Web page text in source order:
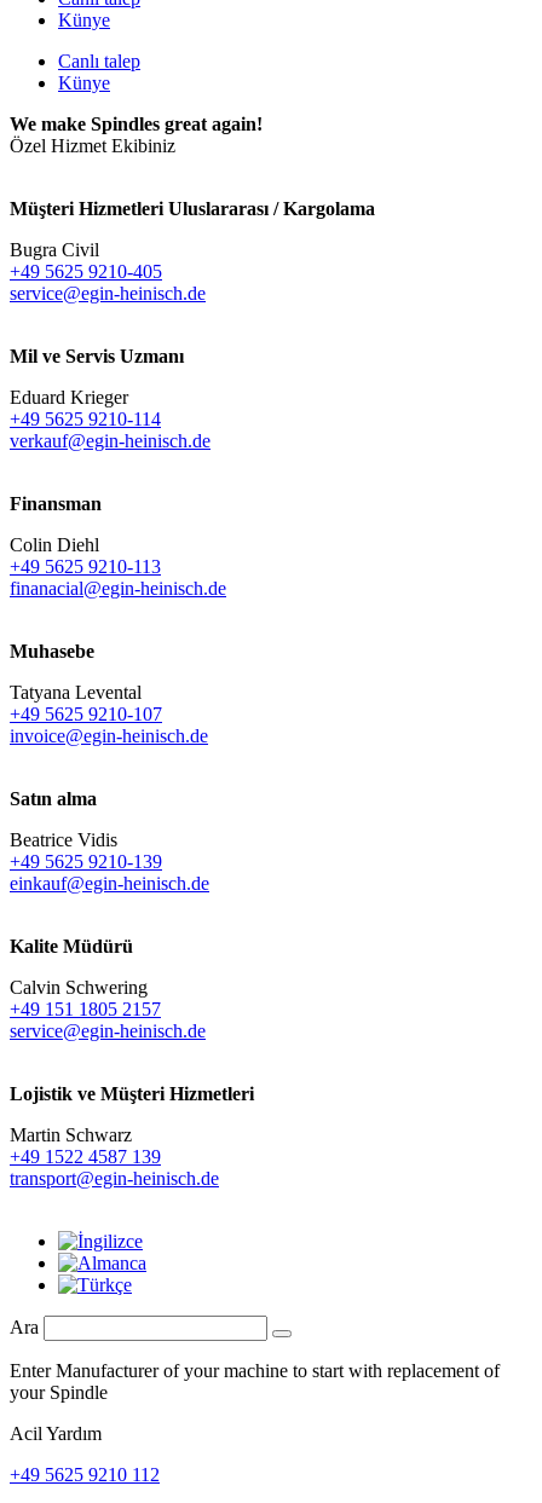
Künye
Canlı talep
Künye
We make Spindles great again!
Özel Hizmet Ekibiniz
Müşteri Hizmetleri Uluslararası / Kargolama
Bugra Civil
+49 5625 9210-405
service@egin-heinisch.de
Mil ve Servis Uzmanı
Eduard Krieger
+49 5625 9210-114
verkauf@egin-heinisch.de
Finansman
Colin Diehl
+49 5625 9210-113
finanacial@egin-heinisch.de
Muhasebe
Tatyana Levental
+49 5625 9210-107
invoice@egin-heinisch.de
Satın alma
Beatrice Vidis
+49 5625 9210-139
einkauf@egin-heinisch.de
Kalite Müdürü
Calvin Schwering
+49 151 1805 2157
service@egin-heinisch.de
Lojistik ve Müşteri Hizmetleri
Martin Schwarz
+49 1522 4587 139
transport@egin-heinisch.de
Ara
Enter Manufacturer of your machine to start with replacement of
your Spindle
Acil Yardım
+49 5625 9210 112